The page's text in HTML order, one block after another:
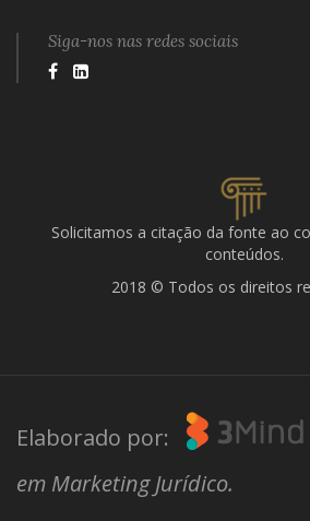
Siga-nos nas redes sociais
Solicitamos a citação da fonte ao
conteúdos.
2018 © Todos os direitos
Elaborado por:
em Marketing Jurídico.